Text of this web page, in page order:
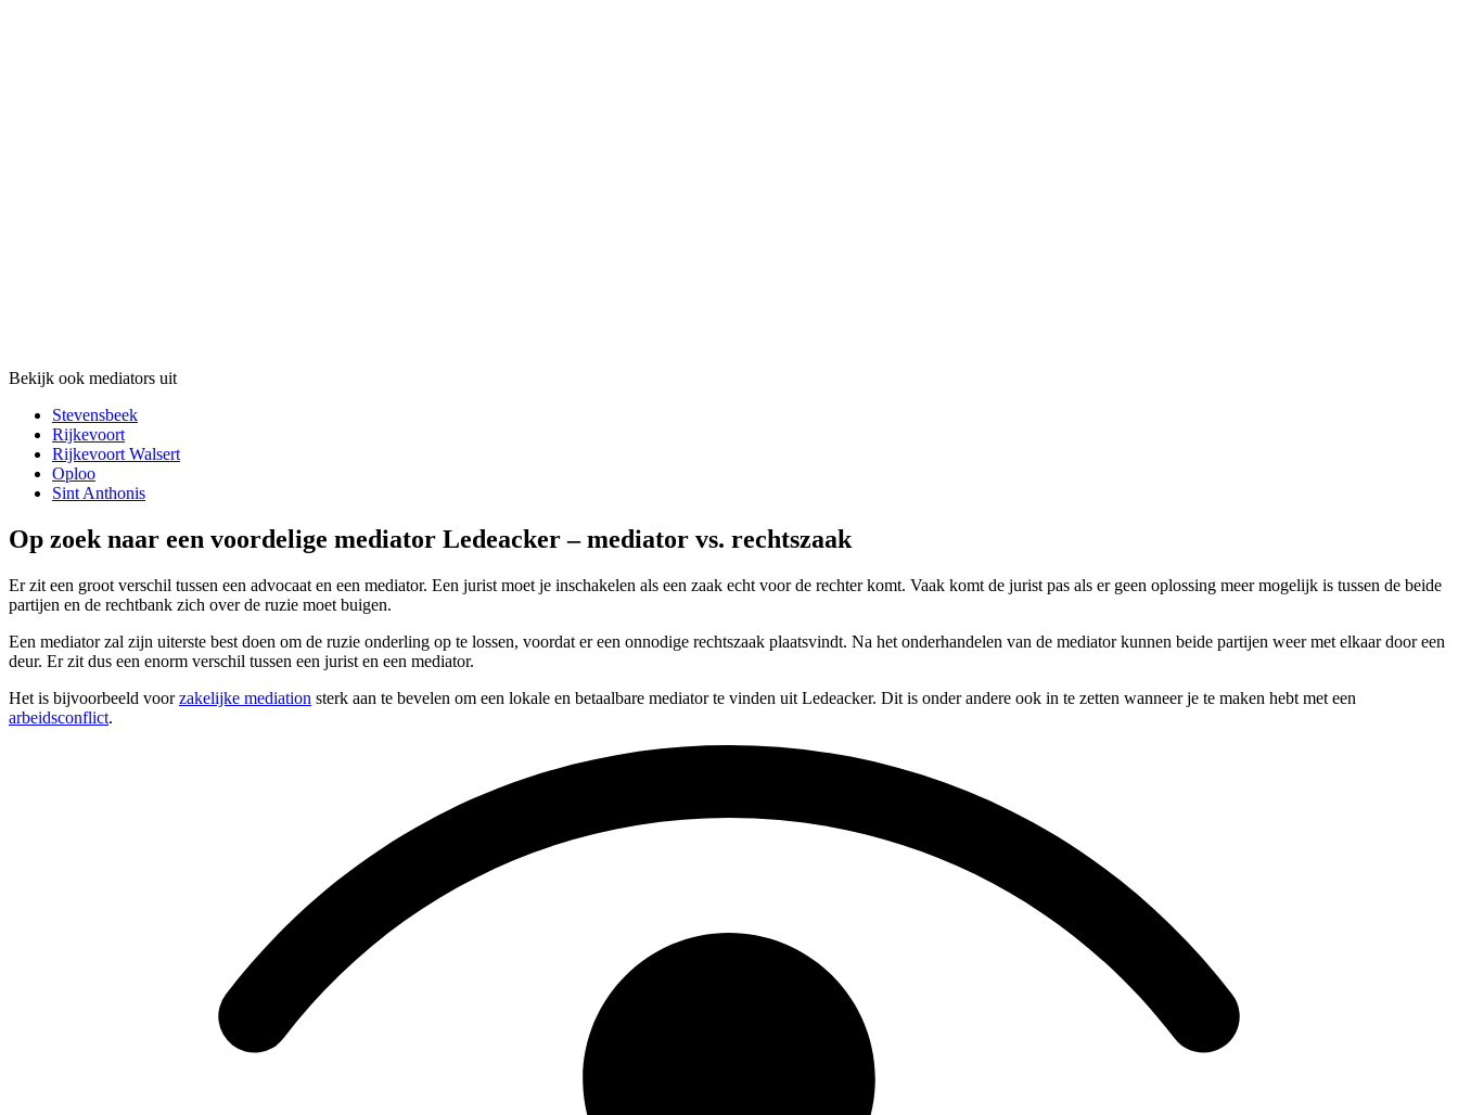
Bekijk ook mediators uit
Stevensbeek
Rijkevoort
Rijkevoort Walsert
Oploo
Sint Anthonis
Op zoek naar een voordelige mediator Ledeacker – mediator vs. rechtszaak
Er zit een groot verschil tussen een advocaat en een mediator. Een jurist moet je inschakelen als een zaak echt voor de rechter komt. Vaak komt de jurist pas als er geen oplossing meer mogelijk is tussen de beide
partijen en de rechtbank zich over de ruzie moet buigen.
Een mediator zal zijn uiterste best doen om de ruzie onderling op te lossen, voordat er een onnodige rechtszaak plaatsvindt. Na het onderhandelen van de mediator kunnen beide partijen weer met elkaar door een
deur. Er zit dus een enorm verschil tussen een jurist en een mediator.
Het is bijvoorbeeld voorzakelijke mediation sterk aan te bevelen om een lokale en betaalbare mediator te vinden uit Ledeacker. Dit is onder andere ook in te zetten wanneer je te maken hebt met een
arbeidsconflict.